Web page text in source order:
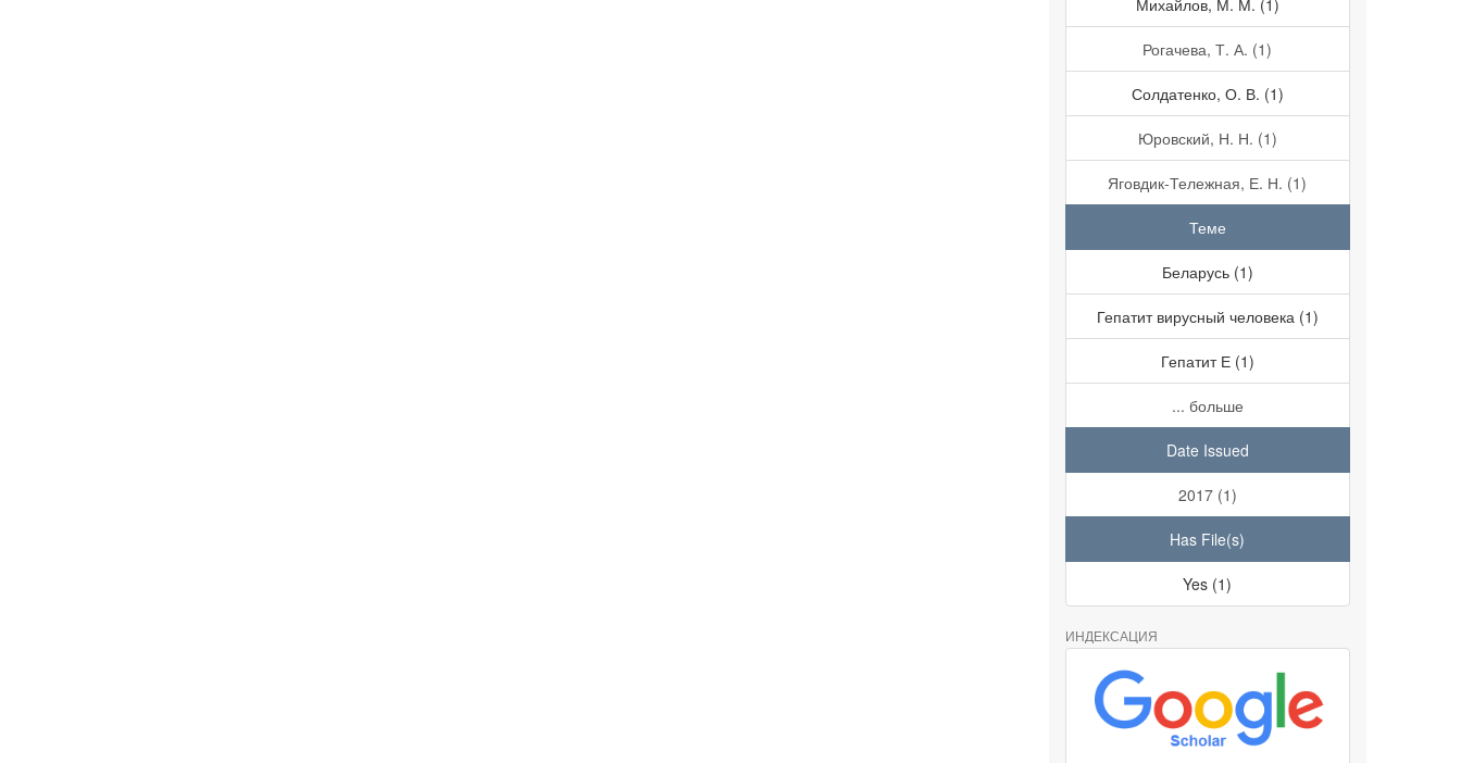
Михайлов, М. М. (1)
Рогачева, Т. А. (1)
Солдатенко, О. В. (1)
Юровский, Н. Н. (1)
Яговдик-Тележная, Е. Н. (1)
Теме
Беларусь (1)
Гепатит вирусный человека (1)
Гепатит Е (1)
... больше
Date Issued
2017 (1)
Has File(s)
Yes (1)
ИНДЕКСАЦИЯ